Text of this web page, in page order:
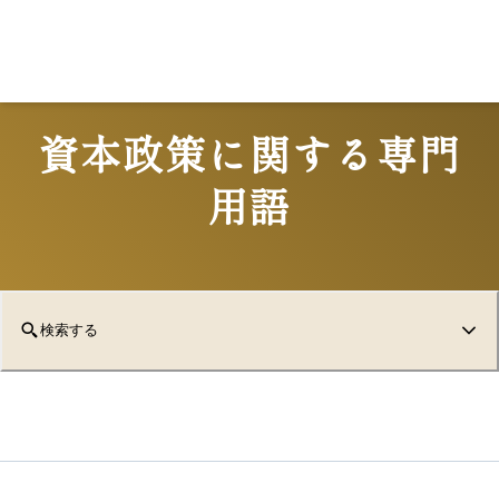
資本政策に関する専門
用語
検索する